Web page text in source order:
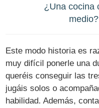
¿Una cocina
Este modo historia es
muy difícil ponerle una
queréis conseguir las
jugáis solos o
habilidad. Además,